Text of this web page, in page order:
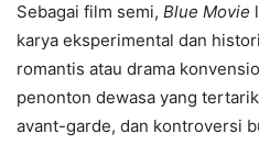
Sebagai film semi, Blue Movie
karya eksperimental dan
romantis atau drama
penonton dewasa yang
avant-garde, dan kontroversi